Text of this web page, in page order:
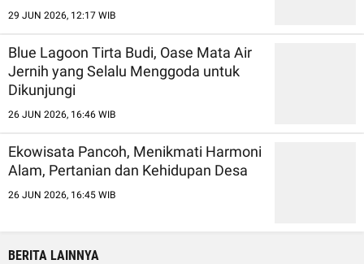
29 JUN 2026, 12:17 WIB
Blue Lagoon Tirta Budi, Oase Mata Air
Jernih yang Selalu Menggoda untuk
Dikunjungi
26 JUN 2026, 16:46 WIB
Ekowisata Pancoh, Menikmati Harmoni
Alam, Pertanian dan Kehidupan Desa
26 JUN 2026, 16:45 WIB
BERITA LAINNYA